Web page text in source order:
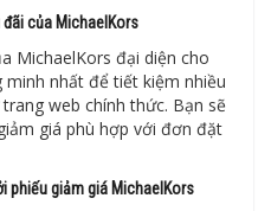
đãi của MichaelKors
MichaelKors đại diện cho
nhất để tiết kiệm nhiều
web chính thức. Bạn sẽ
giá phù hợp với đơn đặt
phiếu giảm giá MichaelKors